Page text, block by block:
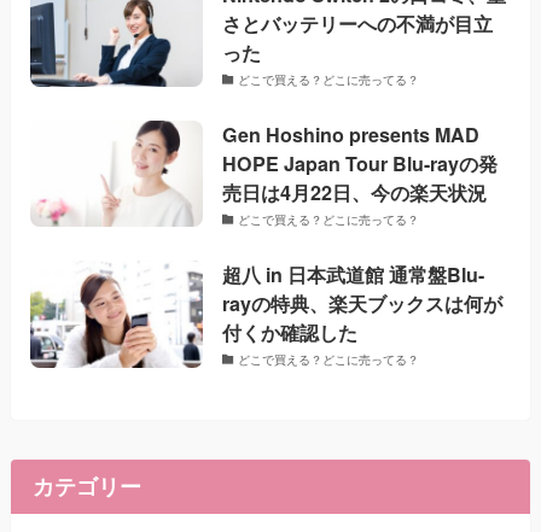
さとバッテリーへの不満が目立
った
どこで買える？どこに売ってる？
Gen Hoshino presents MAD
HOPE Japan Tour Blu-rayの発
売日は4月22日、今の楽天状況
どこで買える？どこに売ってる？
超八 in 日本武道館 通常盤Blu-
rayの特典、楽天ブックスは何が
付くか確認した
どこで買える？どこに売ってる？
カテゴリー